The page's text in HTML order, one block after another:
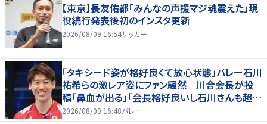
【東京】長友佑都「みんなの声援マジ魂震えた」現
役続行発表後初のインスタ更新
2026/08/09 16:54サッカー
「タキシード姿が格好良くて放心状態」バレー石川
祐希らの激レア姿にファン騒然 川合会長が投
稿「鼻血が出る」「会長格好良いし石川さんも超格
好いい」
2026/08/09 16:48バレー